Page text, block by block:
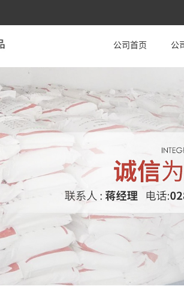
公司首页 公